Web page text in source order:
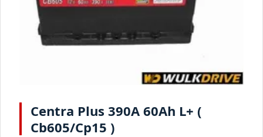
Centra Plus 390A 60Ah L+ (
Cb605/Cp15 )